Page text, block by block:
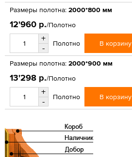
Размеры полотна: 2000*800 мм
12'960 р./Полотно
+
-
Полотно В корзину
Размеры полотна: 2000*900 мм
13'298 р./Полотно
+
-
Полотно В корзину